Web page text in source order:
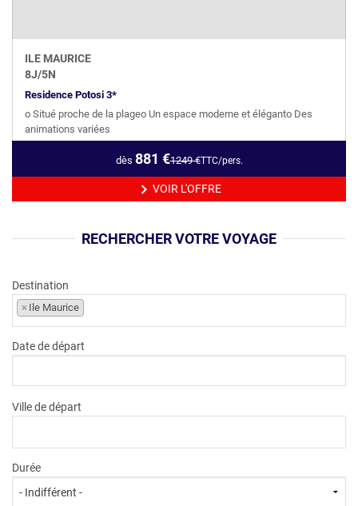
ILE MAURICE
8J/5N
Residence Potosi 3*
o Situé proche de la plageo Un espace moderne et éléganto Des
animations variées
dès 881 €1249€TTC/pers.
VOIR L'OFFRE
RECHERCHER VOTRE VOYAGE
Destination
× Ile Maurice
Date de départ
Ville de départ
Durée